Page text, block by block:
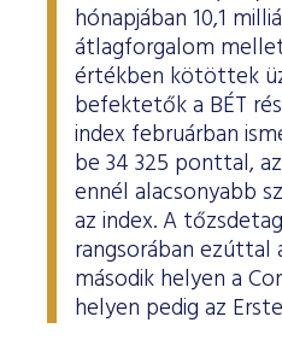
hónapjában 10,1
átlagforgalom
értékben kötöttek
befektetők a BÉT
index februárban
be 34 325 ponttal,
ennél alacsonyabb
az index. A
rangsorában ezúttal
második helyen a
helyen pedig az